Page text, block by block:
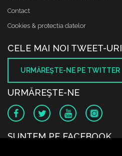
Contact
Cookies & protectia datelor
CELE MAI NOI TWEET-URI
URMĂREŞTE-NE PE TWITTER
URMĂREŞTE-NE
SUNTEM PE FACEBOOK